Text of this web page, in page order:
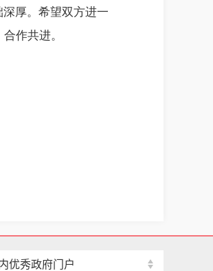
厚。希望双方进一
作共进。
优秀政府门户